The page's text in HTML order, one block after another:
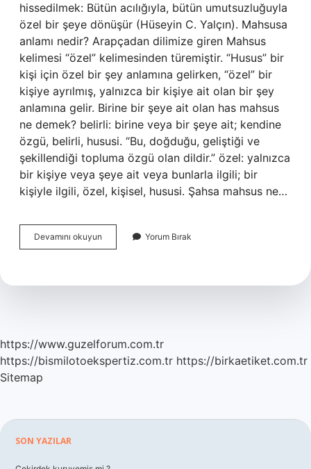
hissedilmek: Bütün acılığıyla, bütün umutsuzluğuyla
özel bir şeye dönüşür (Hüseyin C. Yalçın). Mahsusa
anlamı nedir? Arapçadan dilimize giren Mahsus
kelimesi “özel” kelimesinden türemiştir. “Husus” bir
kişi için özel bir şey anlamına gelirken, “özel” bir
kişiye ayrılmış, yalnızca bir kişiye ait olan bir şey
anlamına gelir. Birine bir şeye ait olan has mahsus
ne demek? belirli: birine veya bir şeye ait; kendine
özgü, belirli, hususi. “Bu, doğduğu, geliştiği ve
şekillendiği topluma özgü olan dildir.” özel: yalnızca
bir kişiye veya şeye ait veya bunlarla ilgili; bir
kişiyle ilgili, özel, kişisel, hususi. Şahsa mahsus ne…
Devamını okuyun
Mahsus
Yorum Bırak
https://www.guzelforum.com.tr
https://bismilotoekspertiz.com.tr https://birkaetiket.com.tr
Sitemap
Sidebar
SON YAZILAR